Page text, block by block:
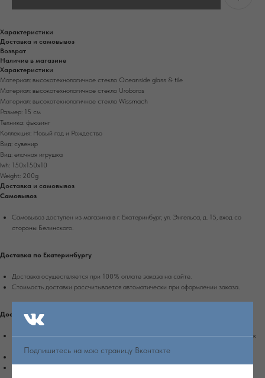
Характеристики
Доставка и самовывоз
Возврат
Наличие в магазине
Характеристики
Материал: высокотехнологичное стекло Oceanside glass & tile
Материал: высокотехнологичное стекло Uroboros
Материал: высокотехнологичное стекло Wissmach
Размер: 15 см
Техника: фьюзинг
Коллекция: Новый год и Рождество
Вид: сувенир
Вид: елочная игрушка
lwh: 150x150x10
Weight: 200g
Доставка и самовывоз
Самовывоз
Самовывоз доступен из магазина в г. Екатеринбург, ул. Энгельса, д. 15, вход со
стороны Белинского.
Доставка по Екатеринбургу
Доставка осуществляется при 100% оплате заказа на сайте.
Стоимость доставки рассчитывается автоматически при оформлении заказа.
Доставка по России
Доставка осуществляется при 100% оплате заказа транспортной компанией Сдек
или Почтой России.
Срок доставки в другие города России - 4-10 рабочих дней.
Подпишитесь на мою страницу Вконтакте